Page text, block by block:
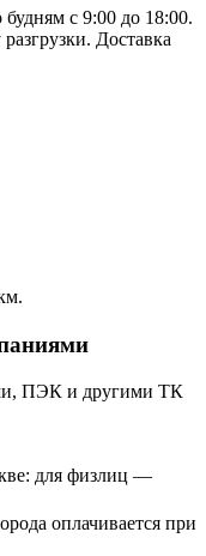
с 9:00 до 18:00.
Доставка
ПЭК и другими ТК
для физлиц —
оплачивается при